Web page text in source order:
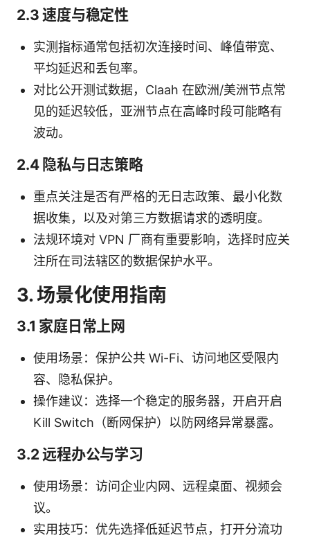
2.3 速度与稳定性
实测指标通常包括初次连接时间、峰值带宽、
平均延迟和丢包率。
对比公开测试数据，Claah 在欧洲/美洲节点常
见的延迟较低，亚洲节点在高峰时段可能略有
波动。
2.4 隐私与日志策略
重点关注是否有严格的无日志政策、最小化数
据收集，以及对第三方数据请求的透明度。
法规环境对 VPN 厂商有重要影响，选择时应关
注所在司法辖区的数据保护水平。
3. 场景化使用指南
3.1 家庭日常上网
使用场景：保护公共 Wi-Fi、访问地区受限内
容、隐私保护。
操作建议：选择一个稳定的服务器，开启开启
Kill Switch（断网保护）以防网络异常暴露。
3.2 远程办公与学习
使用场景：访问企业内网、远程桌面、视频会
议。
实用技巧：优先选择低延迟节点，打开分流功